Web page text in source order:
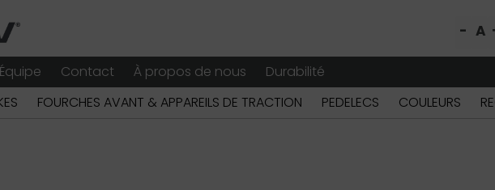
- A
Équipe Contact À propos de nous
Durabilité
FOURCHES AVANT & APPAREILS DE TRACTION PEDELECS COULEURS